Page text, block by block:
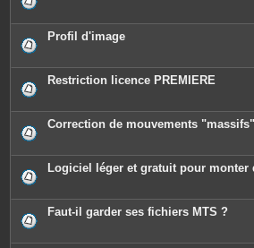
Profil d'image
Restriction licence PREMIERE
Correction de mouvements
Logiciel léger et gratuit pour monter
Faut-il garder ses fichiers MTS ?